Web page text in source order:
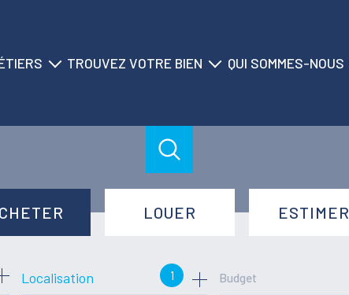
syndic
TROUVEZ VOTRE BIEN
nos biens à la location
nos locations saisonnières
QUI SOMMES-NOUS
nos agences
nos partenaires
de l'ancien
LOUER
à l'année
ESTIMER
1
Localisation Budget